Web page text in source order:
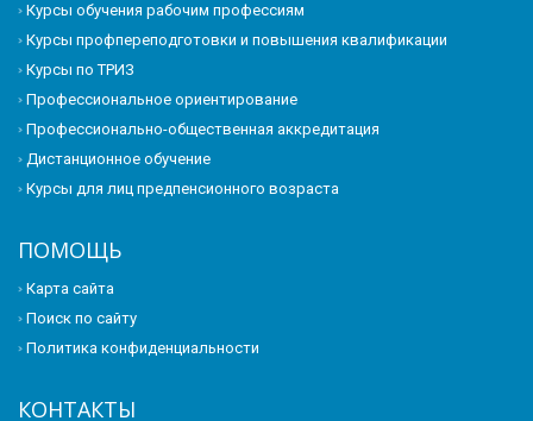
Курсы обучения рабочим профессиям
Курсы профпереподготовки и повышения квалификации
Курсы по ТРИЗ
Профессиональное ориентирование
Профессионально-общественная аккредитация
Дистанционное обучение
Курсы для лиц предпенсионного возраста
ПОМОЩЬ
Карта сайта
Поиск по сайту
Политика конфиденциальности
КОНТАКТЫ